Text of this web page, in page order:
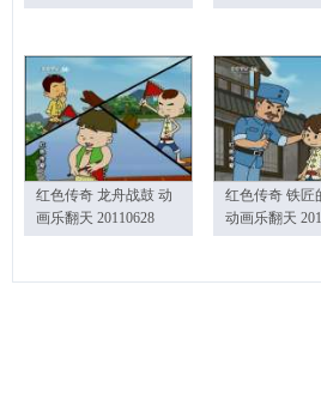
红色传奇 龙舟战鼓 动
画乐翻天 20110628
红色传奇 铁匠
动画乐翻天